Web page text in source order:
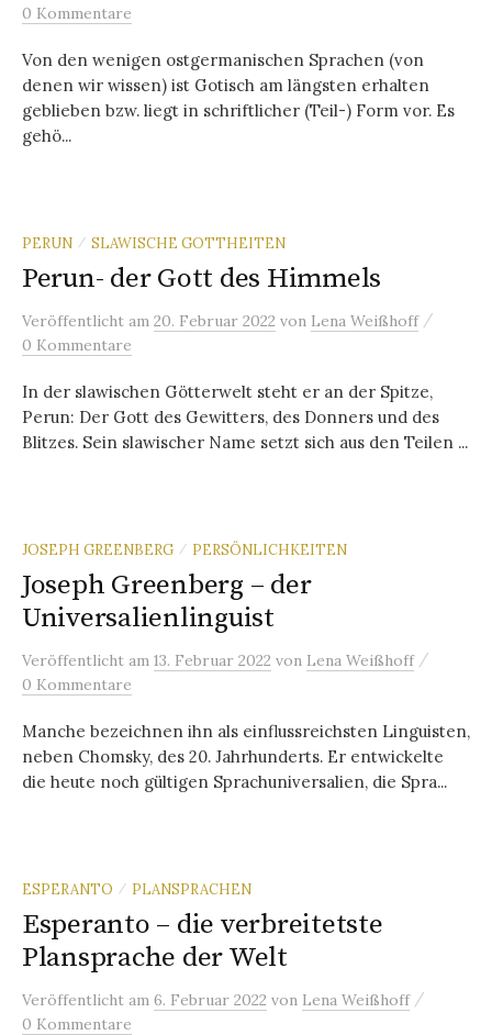
0 Kommentare
Von den wenigen ostgermanischen Sprachen (von
denen wir wissen) ist Gotisch am längsten erhalten
geblieben bzw. liegt in schriftlicher (Teil-) Form vor. Es
gehö...
PERUN / SLAWISCHE GOTTHEITEN
Perun- der Gott des Himmels
Veröffentlicht am 20. Februar 2022 von Lena Weißhoff /
0 Kommentare
In der slawischen Götterwelt steht er an der Spitze,
Perun: Der Gott des Gewitters, des Donners und des
Blitzes. Sein slawischer Name setzt sich aus den Teilen ...
JOSEPH GREENBERG / PERSÖNLICHKEITEN
Joseph Greenberg – der
Universalienlinguist
Veröffentlicht am 13. Februar 2022 von Lena Weißhoff /
0 Kommentare
Manche bezeichnen ihn als einflussreichsten Linguisten,
neben Chomsky, des 20. Jahrhunderts. Er entwickelte
die heute noch gültigen Sprachuniversalien, die Spra...
ESPERANTO / PLANSPRACHEN
Esperanto – die verbreitetste
Plansprache der Welt
Veröffentlicht am 6. Februar 2022 von Lena Weißhoff /
0 Kommentare